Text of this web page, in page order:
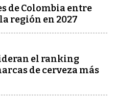
de Colombia entre
región en 2027
el ranking
de cerveza más